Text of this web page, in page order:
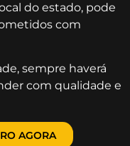
do estado, pode
com
sempre haverá
com qualidade e
AGORA